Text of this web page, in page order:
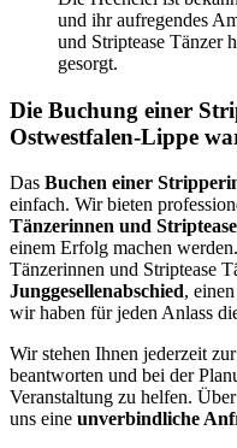
und ihr aufregendes
und Striptease Tänzer
gesorgt.
Die Buchung einer
Ostwestfalen-Lippe
Das Buchen einer
einfach. Wir bieten
Tänzerinnen und
einem Erfolg machen
Tänzerinnen und Striptease
Junggesellenabschied,
wir haben für jeden Anlass
Wir stehen Ihnen jederzeit
beantworten und bei der
Veranstaltung zu helfen.
uns eine unverbindliche